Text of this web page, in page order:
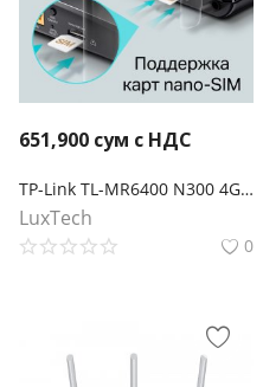
651,900 сум с НДС
TP-Link TL-MR6400 N300 4G LTE Wi-Fi роутер
LuxTech
0